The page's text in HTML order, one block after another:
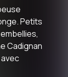
Petits
Cadignan